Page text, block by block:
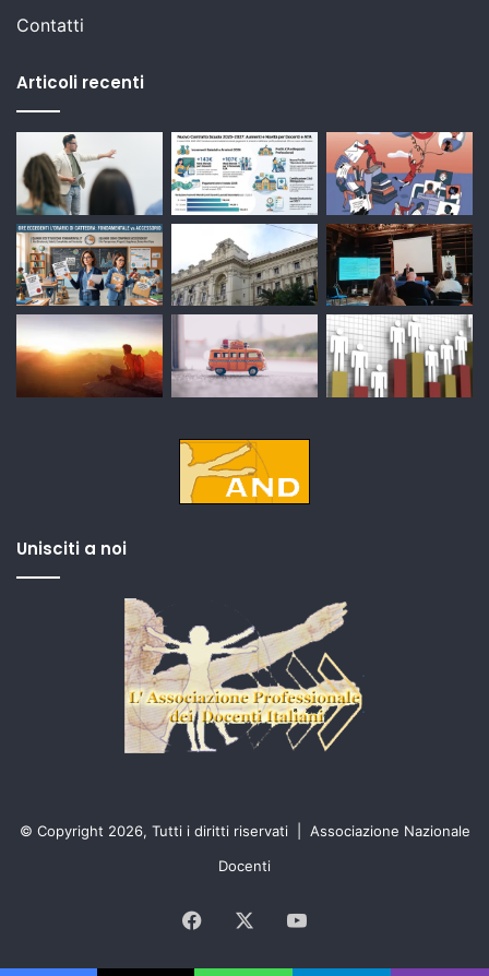
Contatti
Articoli recenti
Unisciti a noi
© Copyright 2026, Tutti i diritti riservati | Associazione Nazionale
Docenti
Facebook